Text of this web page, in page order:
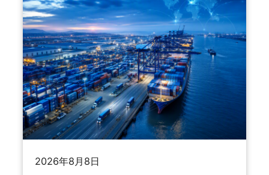
后
，
集
运
到
底
怎
么
选
才
踩
代
自
揭
行
业
内
幕
，
看
完
花
运
8
大
坑
，
9
0
%
的
新
都
2026年8月8日